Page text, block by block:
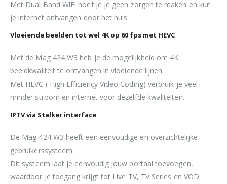
Met Dual Band WiFi hoef je je geen zorgen te maken en kun
je internet ontvangen door het huis.
Vloeiende beelden tot wel 4K op 60 fps met HEVC
Met de Mag 424 W3 heb je de mogelijkheid om 4K
beeldkwaliteit te ontvangen in vloeiende lijnen.
Met HEVC ( High Efficiency Video Coding) verbruik je veel
minder stroom en internet voor dezelfde kwaliteiten.
IPTV via Stalker interface
De Mag 424 W3 heeft een eenvoudige en overzichtelijke
gebruikerssysteem.
Dit systeem laat je eenvoudig jouw portaal toevoegen,
waardoor je toegang krijgt tot Live TV, TV Series en VOD.